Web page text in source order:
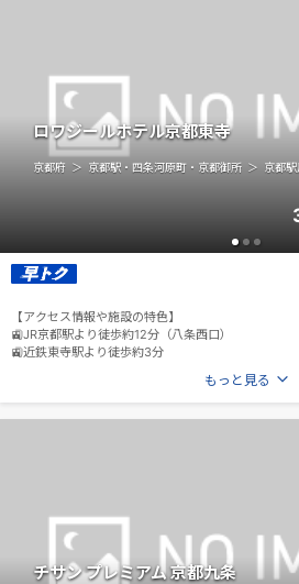
ロワジールホテル京都東寺
京都府 京都駅・四条河原町・京都御所 京都
【アクセス情報や施設の特色】
🚉JR京都駅より徒歩約12分（八条西口）
🚉近鉄東寺駅より徒歩約3分
もっと見る
チサン プレミアム 京都九条